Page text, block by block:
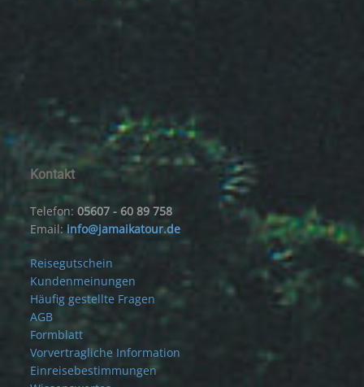
Kontakt
Telefon:05607 - 60 89 758
Email:info@jamaikatour.de
Reisegutschein
Kundenmeinungen
Häufig gestellte Fragen
AGB
Formblatt
Vorvertragliche Information
Einreisebestimmungen